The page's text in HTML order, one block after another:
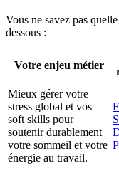
Vous ne savez pas
dessous :
Votre enjeu métier
Mieux gérer votre
stress global et vos
soft skills pour
soutenir durablement
votre sommeil et votre
énergie au travail.